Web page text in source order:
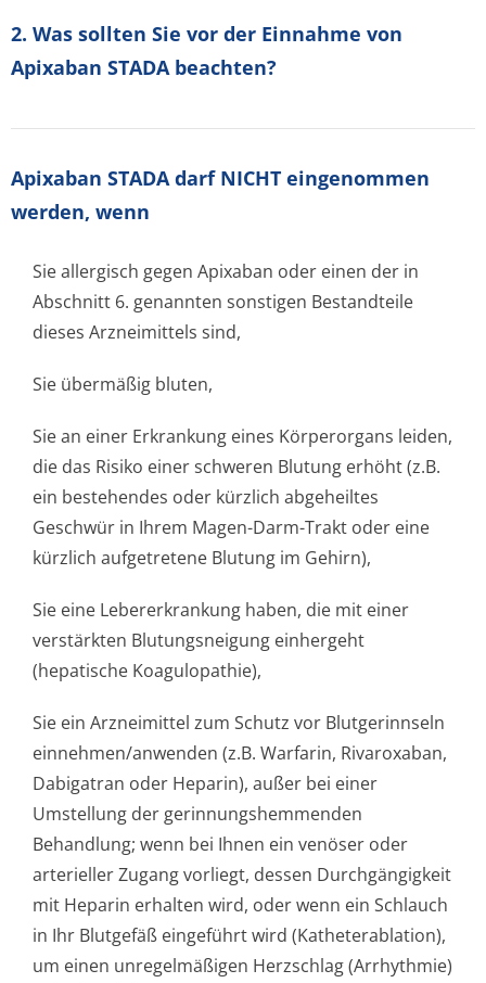
2. Was sollten Sie vor der Einnahme von
Apixaban STADA beachten?
Apixaban STADA darf NICHT eingenommen
werden, wenn
Sie allergisch gegen Apixaban oder einen der in
Abschnitt 6. genannten sonstigen Bestandteile
dieses Arzneimittels sind,
Sie übermäßig bluten,
Sie an einer Erkrankung eines Körperorgans leiden,
die das Risiko einer schweren Blutung erhöht (z.B.
ein bestehendes oder kürzlich abgeheiltes
Geschwür in Ihrem Magen-Darm-Trakt oder eine
kürzlich aufgetretene Blutung im Gehirn),
Sie eine Lebererkrankung haben, die mit einer
verstärkten Blutungsneigung einhergeht
(hepatische Koagulopathie),
Sie ein Arzneimittel zum Schutz vor Blutgerinnseln
einnehmen/anwenden (z.B. Warfarin, Rivaroxaban,
Dabigatran oder Heparin), außer bei einer
Umstellung der gerinnungshemmenden
Behandlung; wenn bei Ihnen ein venöser oder
arterieller Zugang vorliegt, dessen Durchgängigkeit
mit Heparin erhalten wird, oder wenn ein Schlauch
in Ihr Blutgefäß eingeführt wird (Katheterablation),
um einen unregelmäßigen Herzschlag (Arrhythmie)